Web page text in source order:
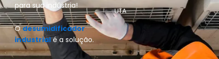
para sua indústria!
Odesumidificador
industrialé a solução.
UTA